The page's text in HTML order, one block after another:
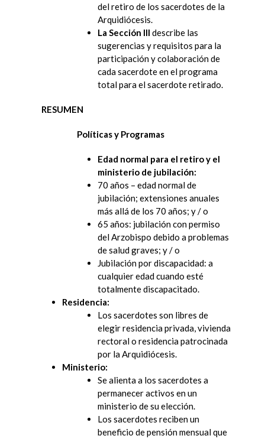
del retiro de los sacerdotes de la
Arquidiócesis.
La Sección III describe las
sugerencias y requisitos para la
participación y colaboración de
cada sacerdote en el programa
total para el sacerdote retirado.
RESUMEN
Políticas y Programas
Edad normal para el retiro y el
ministerio de jubilación:
70 años – edad normal de
jubilación; extensiones anuales
más allá de los 70 años; y / o
65 años: jubilación con permiso
del Arzobispo debido a problemas
de salud graves; y / o
Jubilación por discapacidad: a
cualquier edad cuando esté
totalmente discapacitado.
Residencia:
Los sacerdotes son libres de
elegir residencia privada, vivienda
rectoral o residencia patrocinada
por la Arquidiócesis.
Ministerio:
Se alienta a los sacerdotes a
permanecer activos en un
ministerio de su elección.
Los sacerdotes reciben un
beneficio de pensión mensual que